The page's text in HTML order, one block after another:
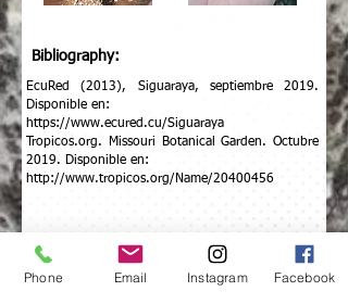
Bibliography:
EcuRed (2013), Siguaraya, septiembre 2019.
Disponible en:
https://www.ecured.cu/Siguaraya
Tropicos.org. Missouri Botanical Garden. Octubre
2019. Disponible en:
http://www.tropicos.org/Name/20400456
Phone Email Instagram Facebook